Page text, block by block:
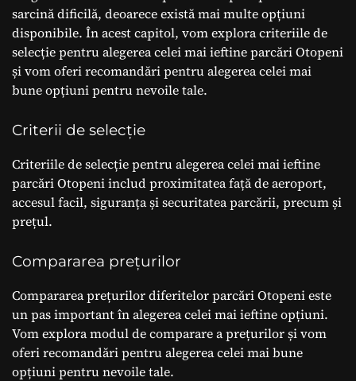
sarcină dificilă, deoarece există mai multe opțiuni
disponibile. În acest capitol, vom explora criteriile de
selecție pentru alegerea celei mai ieftine parcări Otopeni
și vom oferi recomandări pentru alegerea celei mai
bune opțiuni pentru nevoile tale.
Criterii de selecție
Criteriile de selecție pentru alegerea celei mai ieftine
parcări Otopeni includ proximitatea față de aeroport,
accesul facil, siguranța și securitatea parcării, precum și
prețul.
Compararea prețurilor
Compararea prețurilor diferitelor parcări Otopeni este
un pas important în alegerea celei mai ieftine opțiuni.
Vom explora modul de comparare a prețurilor și vom
oferi recomandări pentru alegerea celei mai bune
opțiuni pentru nevoile tale.